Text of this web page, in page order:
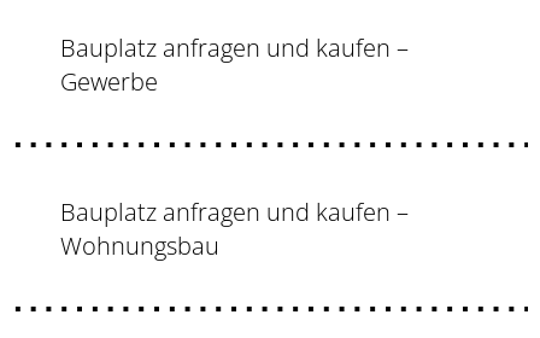
Bauplatz anfragen und kaufen –
Gewerbe
Bauplatz anfragen und kaufen –
Wohnungsbau